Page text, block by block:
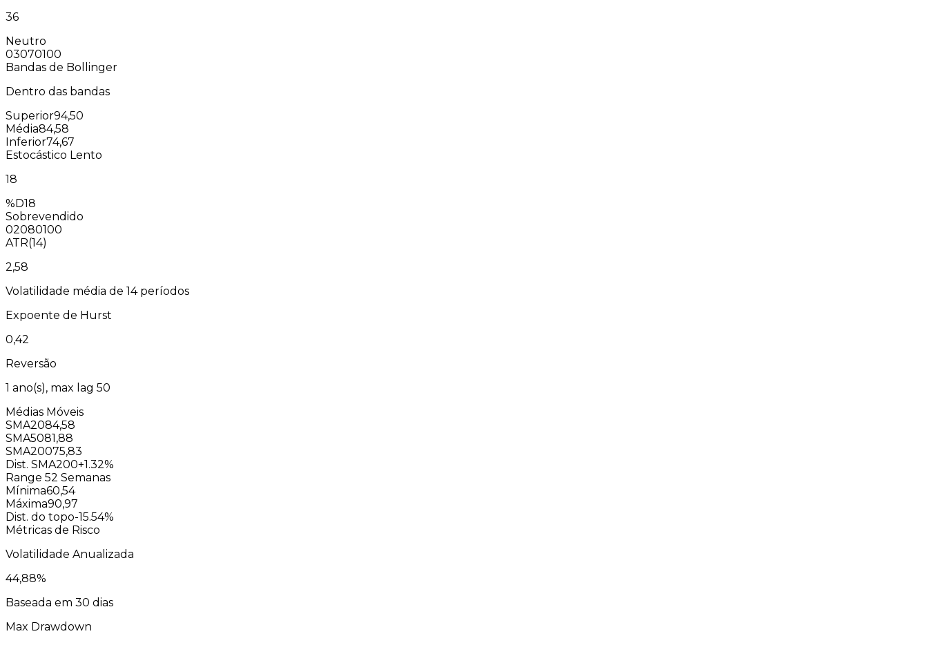
36
Neutro
03070100
Bandas de Bollinger
Dentro das bandas
Superior94,50
Média84,58
Inferior74,67
Estocástico Lento
18
%D18
Sobrevendido
02080100
ATR(14)
2,58
Volatilidade média de 14 períodos
Expoente de Hurst
0,42
Reversão
1 ano(s), max lag 50
Médias Móveis
SMA2084,58
SMA5081,88
SMA20075,83
Dist. SMA200+1.32%
Range 52 Semanas
Mínima60,54
Máxima90,97
Dist. do topo-15.54%
Métricas de Risco
Volatilidade Anualizada
44,88%
Baseada em 30 dias
Max Drawdown